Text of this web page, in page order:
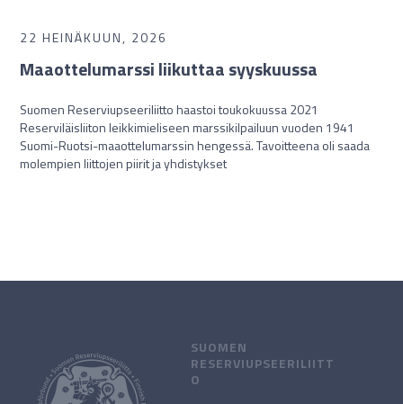
22 HEINÄKUUN, 2026
Maaottelumarssi liikuttaa syyskuussa
Suomen Reserviupseeriliitto haastoi toukokuussa 2021
Reserviläisliiton leikkimieliseen marssikilpailuun vuoden 1941
Suomi-Ruotsi-maaottelumarssin hengessä. Tavoitteena oli saada
molempien liittojen piirit ja yhdistykset
SUOMEN
RESERVIUPSEERILIITT
O